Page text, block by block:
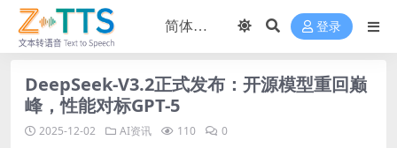
登录
DeepSeek-V3.2正式发布：开源模型重回巅
峰，性能对标GPT-5
2025-12-02 AI资讯 110 0